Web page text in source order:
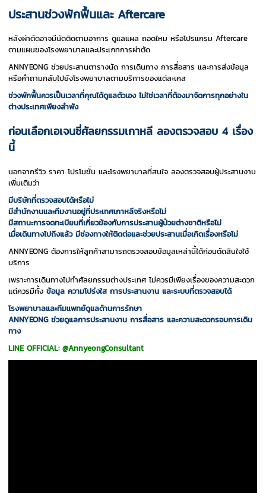
ประสานช่วงพักฟื้นและ Aftercare
หลังผ่าตัดอาจมีนัดติดตามอาการ ดูแลแผล ถอดไหม หรือโปรแกรม Aftercare
ตามแผนของโรงพยาบาลและประเภทการผ่าตัด
ANNYEONG ช่วยประสานตารางนัด การเดินทาง การสื่อสาร และการส่งข้อมูล
หรือคำถามกลับไปยังโรงพยาบาลตามบริการของแต่ละเคส
ช่วงพักฟื้นควรเป็นเวลาที่คุณได้ดูแลตัวเอง ไม่ใช่เวลาที่ต้องมาจัดการทุกอย่างใน
ต่างประเทศเพียงลำพัง
ก่อนเลือกเอเจนซี่ศัลยกรรมเกาหลี ลองตรวจสอบ 4 เรื่อง
นี้
นอกจากรีวิว ราคา โปรโมชั่น และโรงพยาบาลที่สนใจ ลองตรวจสอบผู้ประสานงาน
เพิ่มเติมว่า
มีบริษัทที่ตรวจสอบได้หรือไม่
มีสำนักงานและทีมงานอยู่ที่ประเทศเกาหลีจริงหรือไม่
มีสถานะการจดทะเบียนที่เกี่ยวข้องกับการประสานผู้ป่วยต่างชาติหรือไม่
เมื่อเดินทางไปถึงแล้ว มีช่องทางให้ติดต่อและช่วยประสานเมื่อเกิดเรื่องหรือไม่
ANNYEONG ต้องการให้ลูกค้าสามารถตรวจสอบข้อมูลเหล่านี้ได้ก่อนตัดสินใจใช้
บริการ
เพราะการเดินทางไปทำศัลยกรรมต่างประเทศ ไม่ควรมีเพียงเรื่องของความสะดวก
แต่ควรมีทั้งข้อมูล ความโปร่งใส การประสานงาน และระบบที่ตรวจสอบได้
โรงพยาบาลและทีมแพทย์ดูแลด้านการรักษา
ANNYEONG ช่วยดูแลการประสานงาน การสื่อสาร และความสะดวกรอบการเดิน
ทาง
LINE OFFICIAL: @AnnyeongConsultant